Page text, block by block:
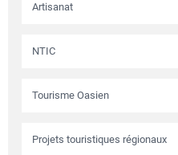
Artisanat
NTIC
Tourisme Oasien
Projets touristiques régionaux